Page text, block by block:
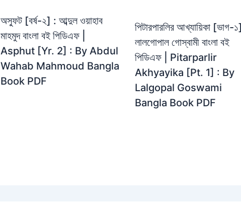
অস্ফুট [বর্ষ-২] : আব্দুল ওয়াহাব
মাহমুদ বাংলা বই পিডিএফ |
Asphut [Yr. 2] : By Abdul
Wahab Mahmoud Bangla
Book PDF
পিটারপারলির আখ্যায়িকা [ভাগ-
লালগোপাল গোস্বামী বাংলা বই
পিডিএফ | Pitarparlir
Akhyayika [Pt. 1] : By
Lalgopal Goswami
Bangla Book PDF